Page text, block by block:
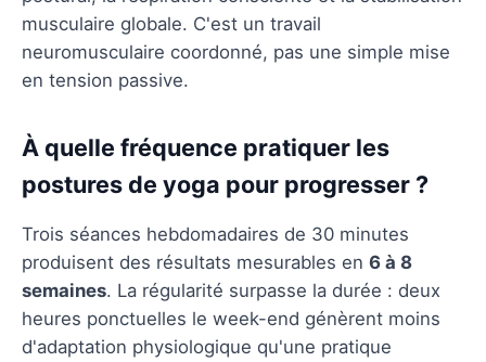
musculaire globale. C'est un travail
neuromusculaire coordonné, pas une simple mise
en tension passive.
À quelle fréquence pratiquer les
postures de yoga pour progresser ?
Trois séances hebdomadaires de 30 minutes
produisent des résultats mesurables en 6 à 8
semaines. La régularité surpasse la durée : deux
heures ponctuelles le week-end génèrent moins
d'adaptation physiologique qu'une pratique